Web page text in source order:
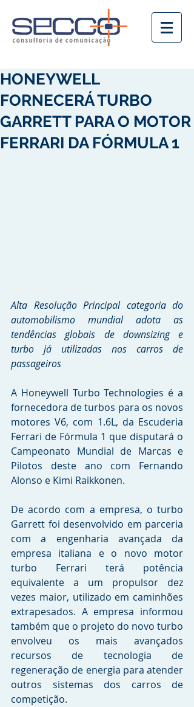
HONEYWELL
FORNECERÁ TURBO
GARRETT PARA O MOTOR
FERRARI DA FÓRMULA 1
Alta Resolução Principal categoria do
automobilismo mundial adota as
tendências globais de downsizing e
turbo já utilizadas nos carros de
passageiros
A Honeywell Turbo Technologies é a
fornecedora de turbos para os novos
motores V6, com 1.6L, da Escuderia
Ferrari de Fórmula 1 que disputará o
Campeonato Mundial de Marcas e
Pilotos deste ano com Fernando
Alonso e Kimi Raikkonen.
De acordo com a empresa, o turbo
Garrett foi desenvolvido em parceria
com a engenharia avançada da
empresa italiana e o novo motor
turbo Ferrari terá potência
equivalente a um propulsor dez
vezes maior, utilizado em caminhões
extrapesados. A empresa informou
também que o projeto do novo turbo
envolveu os mais avançados
recursos de tecnologia de
regeneração de energia para atender
outros sistemas dos carros de
competição.